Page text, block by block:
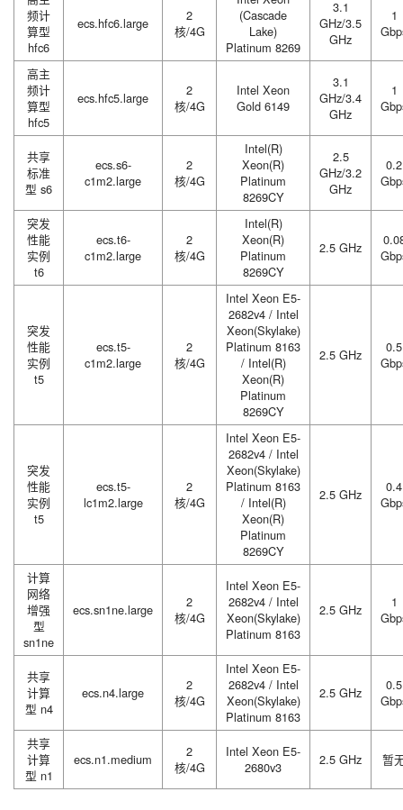
频计
算型
hfc6
ecs.hfc6.large
2
核/4G
(Cascade
Lake)
Platinum 8269
3.1
GHz/3.5
GHz
1
高主
频计
算型
hfc5
ecs.hfc5.large
2
核/4G
Intel Xeon
Gold 6149
3.1
GHz/3.4
GHz
1
共享
标准
型 s6
ecs.s6-
c1m2.large
2
核/4G
Intel(R)
Xeon(R)
Platinum
8269CY
2.5
GHz/3.2
GHz
0.2
突发
性能
实例
t6
ecs.t6-
c1m2.large
2
核/4G
Intel(R)
Xeon(R)
Platinum
8269CY
2.5 GHz
突发
性能
实例
t5
ecs.t5-
c1m2.large
2
核/4G
Intel Xeon E5-
2682v4 / Intel
Xeon(Skylake)
Platinum 8163
/ Intel(R)
Xeon(R)
Platinum
8269CY
2.5 GHz
0.5
突发
性能
实例
t5
ecs.t5-
lc1m2.large
2
核/4G
Intel Xeon E5-
2682v4 / Intel
Xeon(Skylake)
Platinum 8163
/ Intel(R)
Xeon(R)
Platinum
8269CY
2.5 GHz
0.4
计算
网络
增强
型
sn1ne
ecs.sn1ne.large
2
核/4G
Intel Xeon E5-
2682v4 / Intel
Xeon(Skylake)
Platinum 8163
2.5 GHz
1
共享
计算
型 n4
ecs.n4.large
2
核/4G
Intel Xeon E5-
2682v4 / Intel
Xeon(Skylake)
Platinum 8163
2.5 GHz
0.5
共享
计算
型 n1
ecs.n1.medium
2
核/4G
Intel Xeon E5-
2680v3
2.5 GHz 暂